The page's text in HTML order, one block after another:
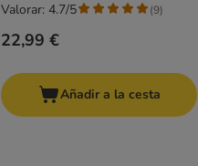
22,99 €
Valorar: 4.7/5 (9)
Añadir a la cesta